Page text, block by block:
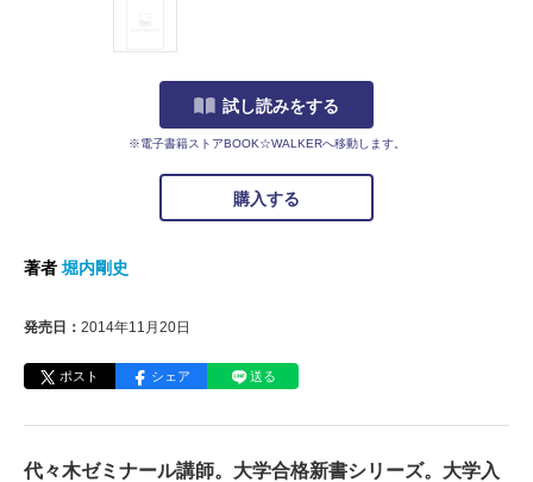
試し読みをする
※電子書籍ストアBOOK☆WALKERへ移動します。
購入する
著者 堀内剛史
発売日： 2014年11月20日
ポスト シェア 送る
代々木ゼミナール講師。大学合格新書シリーズ。大学入